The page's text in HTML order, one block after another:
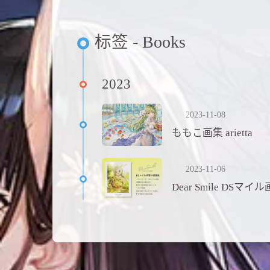
标签 - Books
2023
2023-11-08
ももこ画集 arietta
2023-11-06
Dear Smile DSマイル